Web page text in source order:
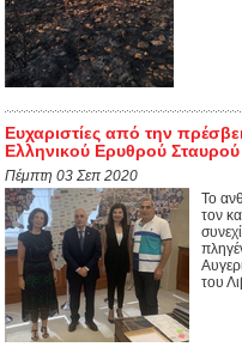
Ευχαριστίες από την
Ελληνικού Ερυθρού Σταυρού
Πέμπτη 03 Σεπ 2020
Το
τον
του